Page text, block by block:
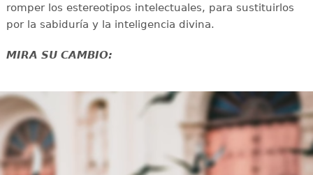
romper los estereotipos intelectuales, para sustituirlos
por la sabiduría y la inteligencia divina.
MIRA SU CAMBIO: